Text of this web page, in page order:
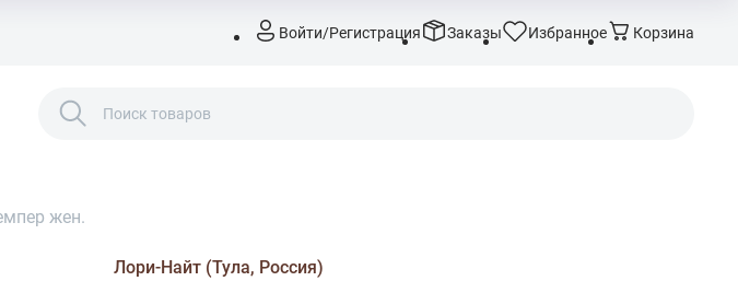
Войти/Регистрация Заказы Избранное Корзина
жен.
Лори-Найт (Тула, Россия)